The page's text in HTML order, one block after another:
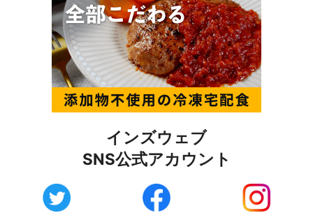
インズウェブ
SNS公式アカウント